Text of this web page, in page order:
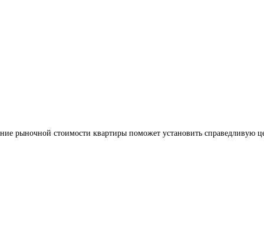
рыночной стоимости квартиры поможет установить справедливую